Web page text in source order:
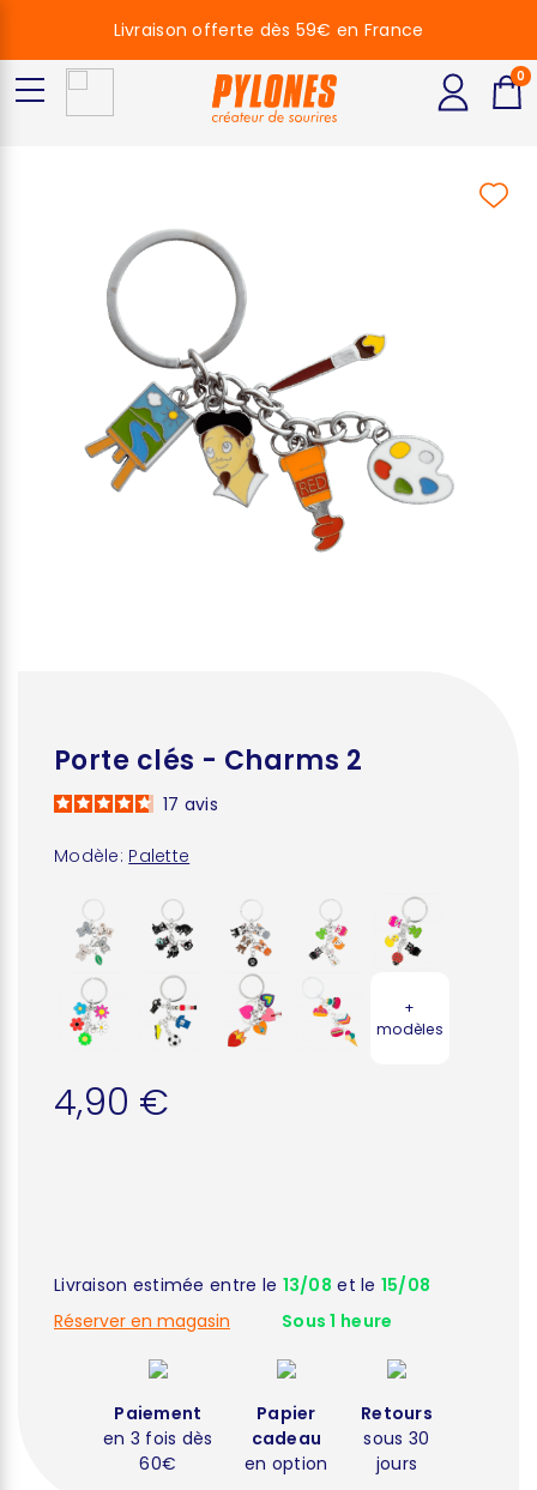
Porte clés - Charms 2
Modèle: Palette
17 avis
+
modèles
4,90 €
Livraison estimée entre le 13/08 et le 15/08
Réserver en magasin
Sous 1 heure
Paiement
en 3 fois dès
60€
Papier
cadeau
en option
Retours
sous 30
jours
Livraison offerte dès 59€ en France
0